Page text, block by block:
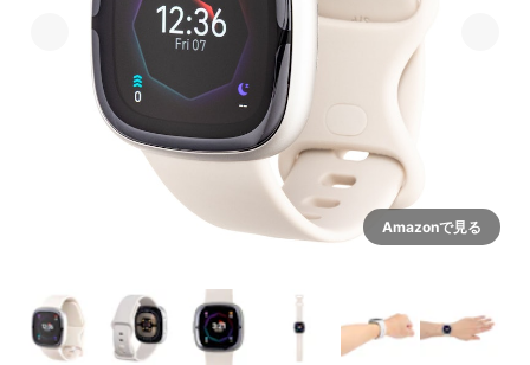
Amazonで見る